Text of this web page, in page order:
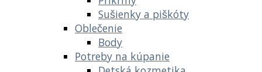
Sušienky a piškóty
Oblečenie
Body
Potreby na kúpanie